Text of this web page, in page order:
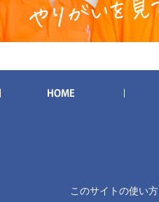
このサイトの使い方